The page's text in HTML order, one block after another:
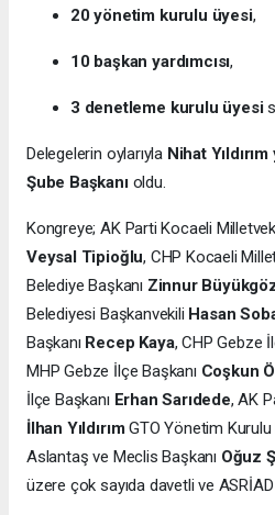
20 yönetim kurulu üyesi,
10 başkan yardımcısı,
3 denetleme kurulu üyesi
Delegelerin oylarıyla Nihat
Şube Başkanıoldu.
Kongreye; AK Parti Kocaeli
Veysal Tipioğlu, CHP Kocaeli
Belediye Başkanı Zinnur
Belediyesi Başkanvekili Hasan
Başkanı Recep Kaya, CHP Gebze
MHP Gebze İlçe Başkanı Coşkun
İlçe Başkanı Erhan Sarıdede, AK
İlhan YıldırımGTO Yönetim
Aslantaş ve Meclis Başkanı Oğuz
üzere çok sayıda davetli ve ASRİAD